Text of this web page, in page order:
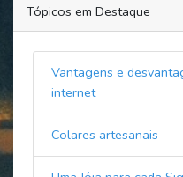
Tópicos em Destaque
Vantagens e
internet
Colares artesanais